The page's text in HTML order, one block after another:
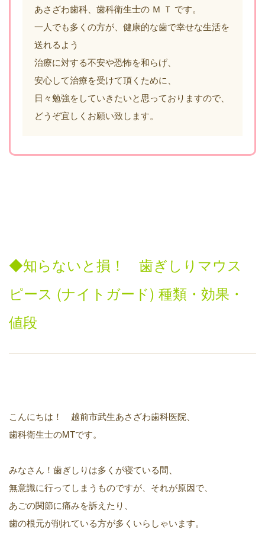
あさざわ歯科、歯科衛生士の Ｍ Ｔ です。
一人でも多くの方が、健康的な歯で幸せな生活を
送れるよう
治療に対する不安や恐怖を和らげ、
安心して治療を受けて頂くために、
日々勉強をしていきたいと思っておりますので、
どうぞ宜しくお願い致します。
◆知らないと損！ 歯ぎしりマウス
ピース (ナイトガード) 種類・効果・
値段
こんにちは！ 越前市武生あさざわ歯科医院、
歯科衛生士のMTです。
みなさん ！ 歯ぎしりは多くが寝ている間、
無意識に行ってしまうものですが、 それが原因で、
あごの関節に痛みを訴えたり、
歯の根元が削れている方が多くいらしゃいます。